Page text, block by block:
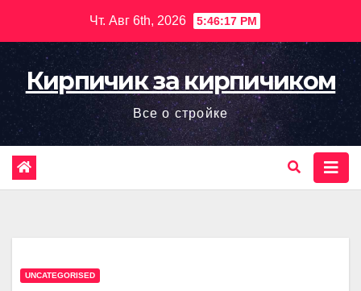
содержимому
Чт. Авг 6th, 2026 5:46:18 PM
Кирпичик за кирпичиком
Все о стройке
UNCATEGORISED